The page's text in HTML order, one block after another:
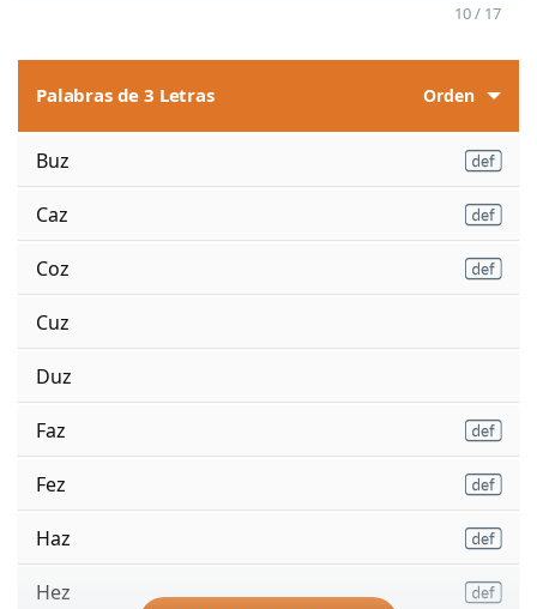
10 / 17
Palabras de 3 Letras Orden
Buz
Caz
Coz
Cuz
Duz
Faz
Fez
Haz
Hez